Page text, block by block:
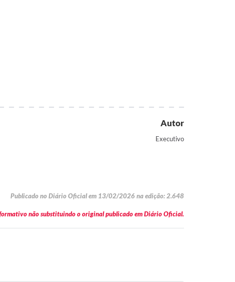
Autor
Executivo
Publicado no Diário Oficial em 13/02/2026 na edição: 2.648
não substituindo o original publicado em Diário Oficial.